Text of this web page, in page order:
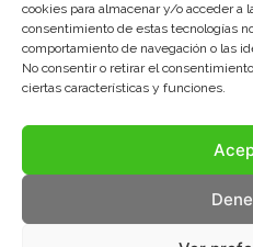
cookies para almacenar y/o acceder a
consentimiento de estas tecnologías
comportamiento de navegación o las
No consentir o retirar el
ciertas características y funciones.